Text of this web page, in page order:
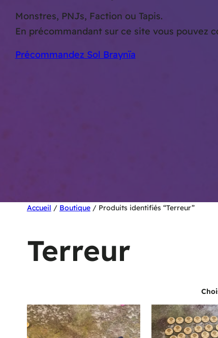
Monstres, PNJs, Faction ou Tapis.
En précommandant sur ce site vous pouvez
Précommandez Sol Braynïa
Accueil / Boutique/ Produits identifiés “Terreur”
Terreur